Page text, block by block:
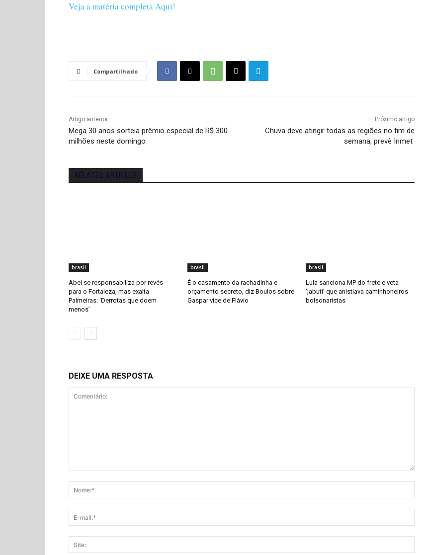
Veja a matéria completa Aqui!
Compartilhado
Artigo anterior
Mega 30 anos sorteia prêmio especial de R$ 300
milhões neste domingo
Próximo artigo
Chuva deve atingir todas as regiões no fim de
semana, prevê Inmet
RELATED ARTICLES
brasil
Abel se responsabiliza por revés
para o Fortaleza, mas exalta
Palmeiras: ‘Derrotas que doem
menos’
brasil
É o casamento da rachadinha e
orçamento secreto, diz Boulos sobre
Gaspar vice de Flávio
brasil
Lula sanciona MP do frete e veta
‘jabuti’ que anistiava caminhoneiros
bolsonaristas
DEIXE UMA RESPOSTA
mail:*